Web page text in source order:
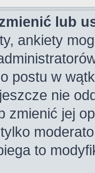
lub
ankiety
postu w
nie
zmienić jej
to